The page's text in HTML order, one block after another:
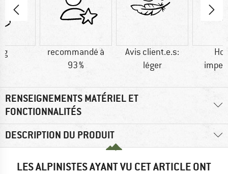
g
recommandé à
93 %
Avis client.e.s:
léger
RENSEIGNEMENTS MATÉRIEL ET
FONCTIONNALITÉS
DESCRIPTION DU PRODUIT
LES ALPINISTES AYANT VU CET ARTICLE ONT